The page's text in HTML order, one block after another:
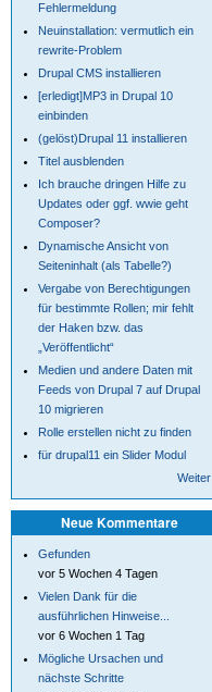
Fehlermeldung
Neuinstallation: vermutlich ein
rewrite-Problem
Drupal CMS installieren
[erledigt]MP3 in Drupal 10
einbinden
(gelöst)Drupal 11 installieren
Titel ausblenden
Ich brauche dringen Hilfe zu
Updates oder ggf. wwie geht
Composer?
Dynamische Ansicht von
Seiteninhalt (als Tabelle?)
Vergabe von Berechtigungen
für bestimmte Rollen; mir fehlt
der Haken bzw. das
„Veröffentlicht“
Medien und andere Daten mit
Feeds von Drupal 7 auf Drupal
10 migrieren
Rolle erstellen nicht zu finden
für drupal11 ein Slider Modul
Weiter
Neue Kommentare
Gefunden
vor 5 Wochen 4 Tagen
Vielen Dank für die
ausführlichen Hinweise...
vor 6 Wochen 1 Tag
Mögliche Ursachen und
nächste Schritte